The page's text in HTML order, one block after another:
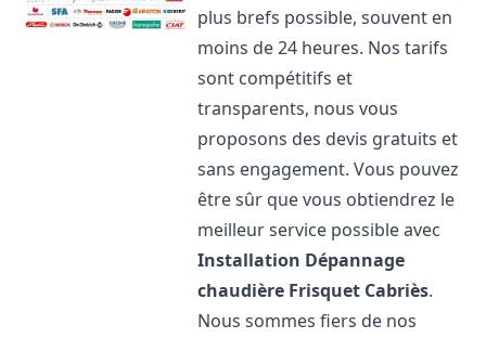
plus brefs possible, souvent en
moins de 24 heures. Nos tarifs
sont compétitifs et
transparents, nous vous
proposons des devis gratuits et
sans engagement. Vous pouvez
être sûr que vous obtiendrez le
meilleur service possible avec
Installation Dépannage
chaudière Frisquet Cabriès.
Nous sommes fiers de nos